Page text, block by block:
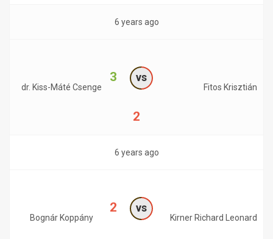
6 years ago
dr. Kiss-Máté Csenge
3 vs
2
Fitos Krisztián
6 years ago
Bognár Koppány
2 vs
Kirner Richard Leonard